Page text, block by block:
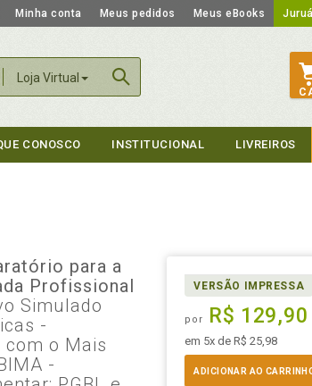
Minha conta Meus pedidos Meus eBooks
Loja Virtual
CONOSCO INSTITUCIONAL LIVREIROS
para a
Profissional
Simulado
-
com o Mais
-
VERSÃO IMPRESSA
por R$ 129,90
em 5x de R$ 25,98
ADICIONAR AO